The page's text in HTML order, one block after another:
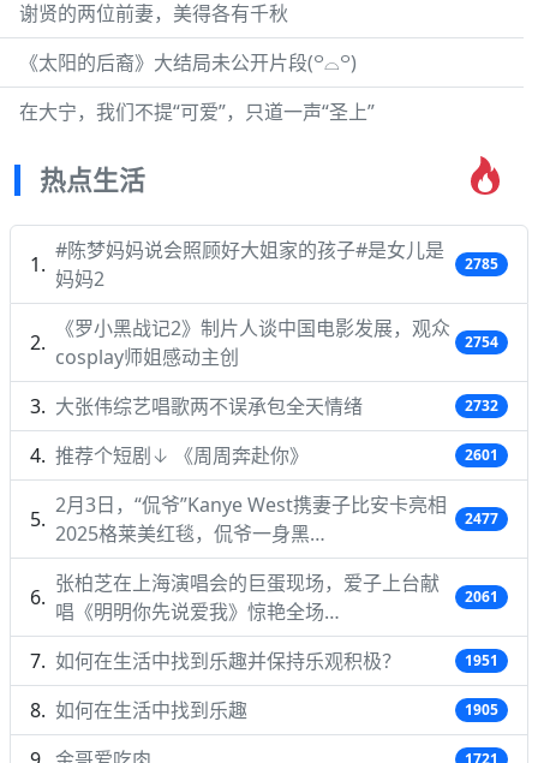
谢贤的两位前妻，美得各有千秋
《太阳的后裔》大结局未公开片段(꒪⌓꒪)
在大宁，我们不提“可爱”，只道一声“圣上”
热点生活
#陈梦妈妈说会照顾好大姐家的孩子#是女儿是
妈妈2
2785
《罗小黑战记2》制片人谈中国电影发展，观众
cosplay师姐感动主创
2754
大张伟综艺唱歌两不误承包全天情绪 2732
推荐个短剧↓ 《周周奔赴你》 2601
2月3日，“侃爷”Kanye West携妻子比安卡亮相
2025格莱美红毯，侃爷一身黑…
2477
张柏芝在上海演唱会的巨蛋现场，爱子上台献
唱《明明你先说爱我》惊艳全场…
2061
如何在生活中找到乐趣并保持乐观积极？ 1951
如何在生活中找到乐趣 1905
1721